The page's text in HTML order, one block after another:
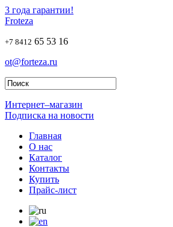
3 года гарантии!
Froteza
+7 8412 65 53 16
ot@forteza.ru
Интернет–магазин
Подписка на новости
Главная
О нас
Каталог
Контакты
Купить
Прайс-лист